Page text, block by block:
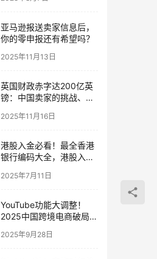
亚马逊报送卖家信息后，
你的零申报还有希望吗？
2025年11月13日
英国财政赤字达200亿英
镑：中国卖家的挑战、机
2025年11月16日
港股入金必看！最全香港
银行编码大全，港股入金
位！
2025年7月11日
YouTube功能大调整！
2025中国跨境电商破局指
移除背后的机遇与策略
2025年9月28日